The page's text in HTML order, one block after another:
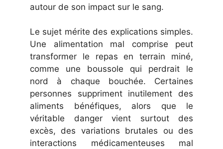
autour de son impact sur le sang.
Le sujet mérite des explications simples.
Une alimentation mal comprise peut
transformer le repas en terrain miné,
comme une boussole qui perdrait le
nord à chaque bouchée. Certaines
personnes suppriment inutilement des
aliments bénéfiques, alors que le
véritable danger vient surtout des
excès, des variations brutales ou des
interactions médicamenteuses mal